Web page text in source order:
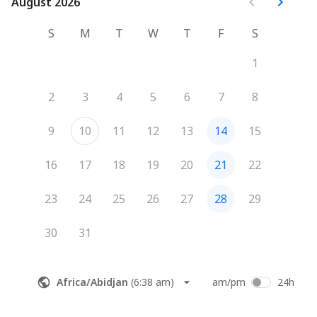
S
M T W T F
S
1
2 3 4 5 6 7 8
9 10 11 12 13 14 15
16 17 18 19 20 21 22
23 24 25 26 27 28 29
30 31
Africa/Abidjan (6:38 am) am/pm 24h